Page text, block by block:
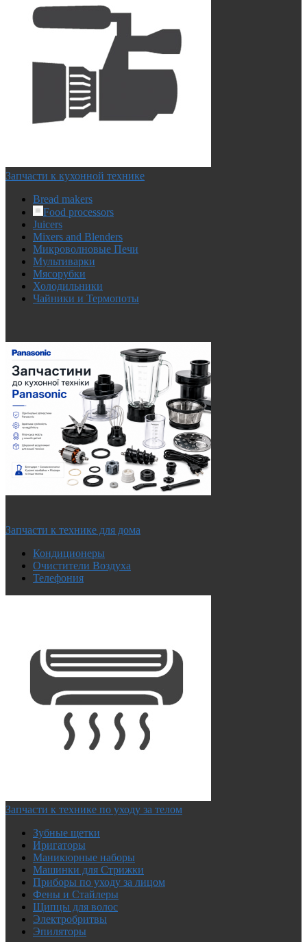
Запчасти к кухонной технике
Bread makers
Food processors
Juicers
Mixers and Blenders
Микроволновые Печи
Мультиварки
Мясорубки
Холодильники
Чайники и Термопоты
Запчасти к технике для дома
Кондиционеры
Очистители Воздуха
Телефония
Запчасти к технике по уходу за телом
Зубные щетки
Иригаторы
Маникюрные наборы
Машинки для Стрижки
Приборы по уходу за лицом
Фены и Стайлеры
Щипцы для волос
Электробритвы
Эпиляторы